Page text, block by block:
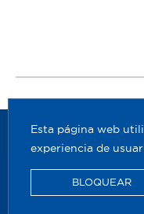
Esta página web
experiencia de
BLOQUEAR